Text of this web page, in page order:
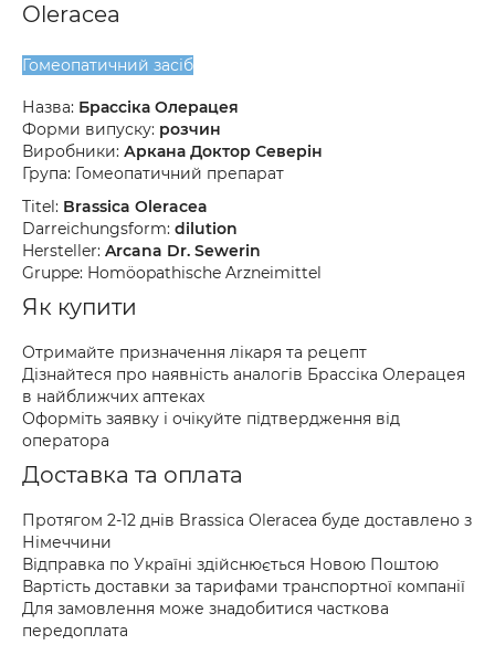
Oleracea
Гомеопатичний засіб
Назва: Брассіка Олерацея
Форми випуску: розчин
Виробники: Аркана Доктор Северін
Група: Гомеопатичний препарат
Titel: Brassica Oleracea
Darreichungsform: dilution
Hersteller: Arcana Dr. Sewerin
Gruppe: Homöopathische Arzneimittel
Як купити
Отримайте призначення лікаря та рецепт
Дізнайтеся про наявність аналогів Брассіка Олерацея
в найближчих аптеках
Оформіть заявку і очікуйте підтвердження від
оператора
Доставка та оплата
Протягом 2-12 днів Brassica Oleracea буде доставлено з
Німеччини
Відправка по Україні здійснюється Новою Поштою
Вартість доставки за тарифами транспортної компанії
Для замовлення може знадобитися часткова
передоплата